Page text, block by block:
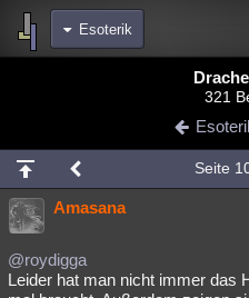
Esoterik
Chat Wiki Neuigkeiten
meine Rubriken
Menschen Wissenschaft
Spiritualität
321
Seite
Amasana
@roydigga
Leider hat man nicht immer das